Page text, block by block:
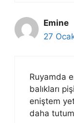
Emine
27
Ruyamda
balıkları
eniştem
daha